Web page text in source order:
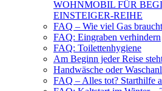
WOHNMOBIL FÜR
EINSTEIGER-REIHE
FAQ – Wie viel Gas
FAQ: Eingraben verhindern
FAQ: Toilettenhygiene
Am Beginn jeder Reise
Handwäsche oder
FAQ – Alles tot? Starthilfe